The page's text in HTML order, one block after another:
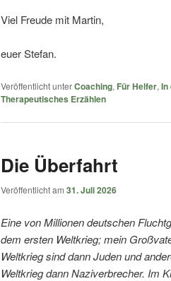
Viel Freude mit Martin,
euer Stefan.
Veröffentlicht unterCoaching, Für Helfer, In
Therapeutisches Erzählen
Die Überfahrt
Veröffentlicht am 31. Juli 2026
Eine von Millionen deutschen
dem ersten Weltkrieg; mein
Weltkrieg sind dann Juden und
Weltkrieg dann Naziverbrecher. Im